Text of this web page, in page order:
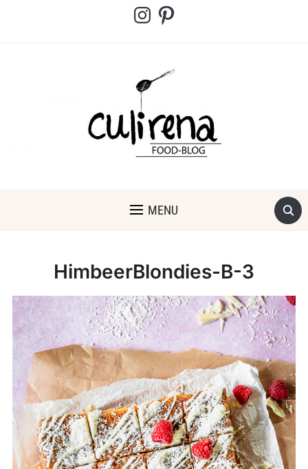
InstagramPinterest
MENU
HimbeerBlondies-B-3